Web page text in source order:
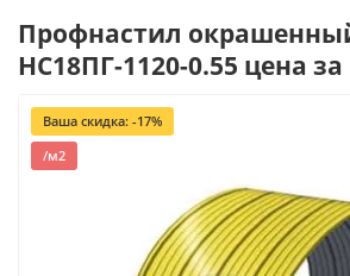
Профнастил
НС18ПГ-1120-0.55 цена
Ваша скидка: -17%
/м2